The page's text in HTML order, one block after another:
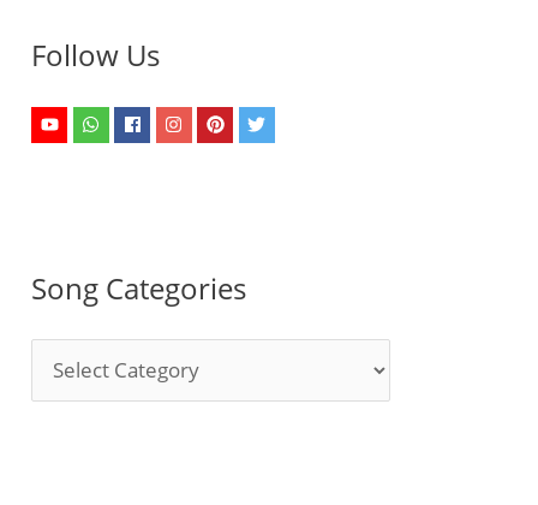
Follow Us
Song Categories
o